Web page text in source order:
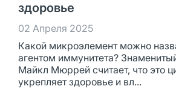
здоровье
02 Апреля 2025
Какой микроэлемент можно
агентом иммунитета?
Майкл Мюррей считает, что это
укрепляет здоровье и вл...